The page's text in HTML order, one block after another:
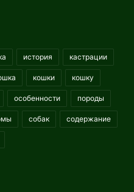
история кастрации
кошки кошку
особенности породы
собак содержание